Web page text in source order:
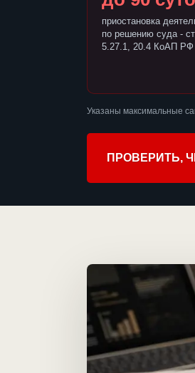
приостановка
по решению суда -
5.27.1, 20.4 КоАП РФ
Указаны максимальные
ПРОВЕРИТЬ,